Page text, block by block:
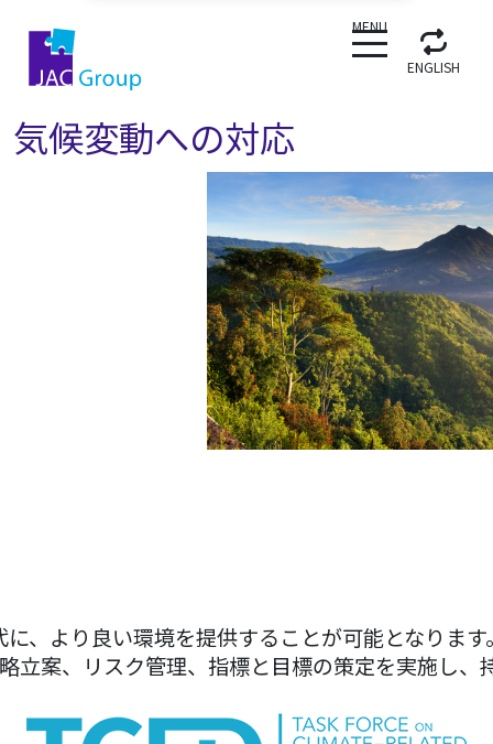
MENU
ENGLISH
気候変動への対応
り良い環境を提供することが可能とな
案、リスク管理、指標と目標の策定を実施し